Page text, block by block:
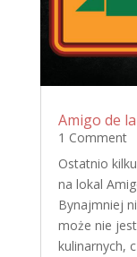
Amigo de
1 Comment
Ostatnio
na lokal
Bynajmniej
może nie
kulinarnych,